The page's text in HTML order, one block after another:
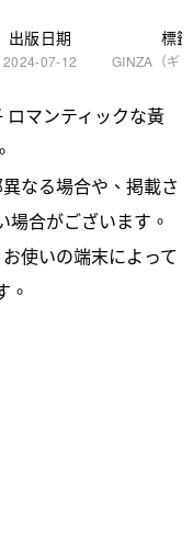
出版日期
2024-07-12
標籤
GINZA（ギ
マンティックな黃
なる場合や、掲載さ
合がございます。
使いの端末によって
。